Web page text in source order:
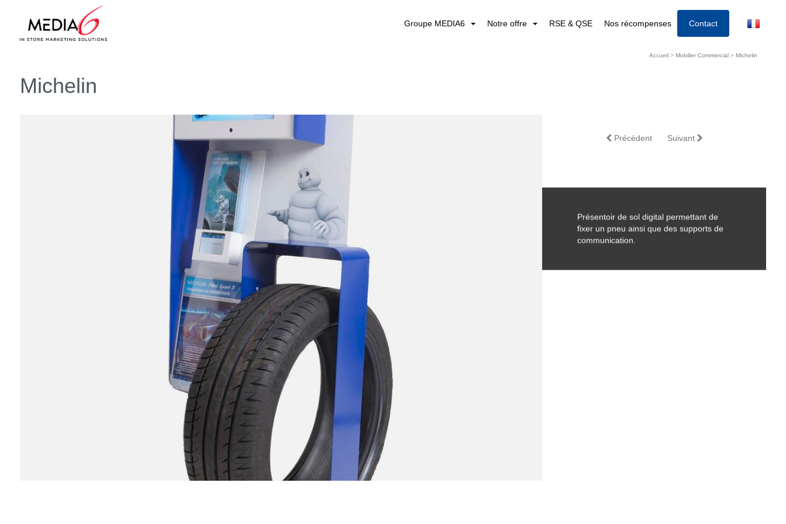
Groupe MEDIA6 Notre offre RSE & QSE Nos récompenses Contact
Accueil >Mobilier Commercial >Michelin
Michelin
Précédent Suivant
Présentoir de sol digital permettant de
fixer un pneu ainsi que des supports de
communication.